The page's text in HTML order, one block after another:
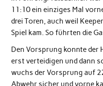
11:10 ein einziges Mal
drei Toren, auch weil
Spiel kam. So führten die
Den Vorsprung konnte der
erst verteidigen und dann
wuchs der Vorsprung auf
Abwehr sicher und vorne